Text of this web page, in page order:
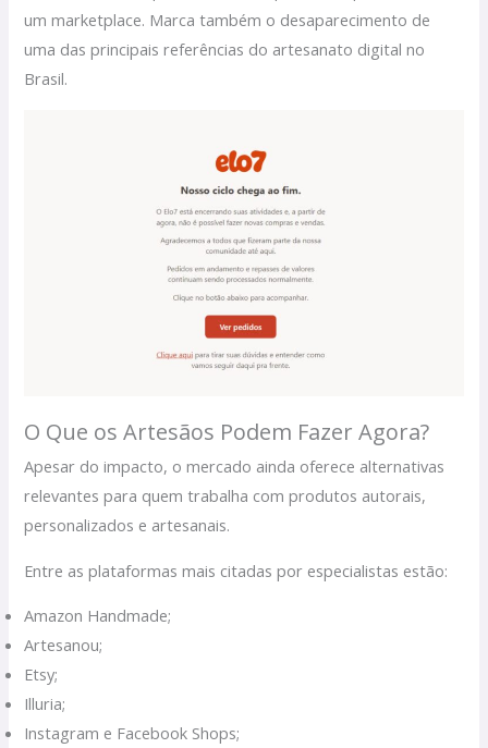
um marketplace. Marca também o desaparecimento de
uma das principais referências do artesanato digital no
Brasil.
O Que os Artesãos Podem Fazer Agora?
Apesar do impacto, o mercado ainda oferece alternativas
relevantes para quem trabalha com produtos autorais,
personalizados e artesanais.
Entre as plataformas mais citadas por especialistas estão:
Amazon Handmade;
Artesanou;
Etsy;
Illuria;
Instagram e Facebook Shops;